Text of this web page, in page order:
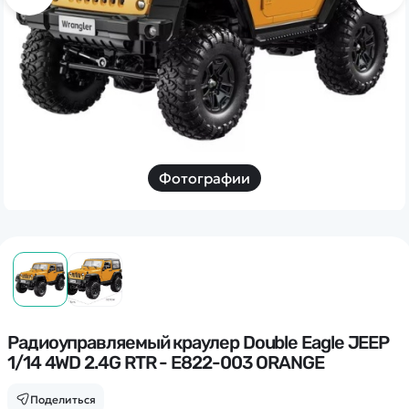
Фотографии
Радиоуправляемый краулер Double Eagle JEEP
1/14 4WD 2.4G RTR - E822-003 ORANGE
Поделиться
Дополнительный способ связи
WhatsApp/Мобильный
Есть вопрос? Можем связаться с вами
Заказать звонок
Наши соцсети:
Каталог
Квадрокоптеры
Машинки
Информация
Оптовые продажи